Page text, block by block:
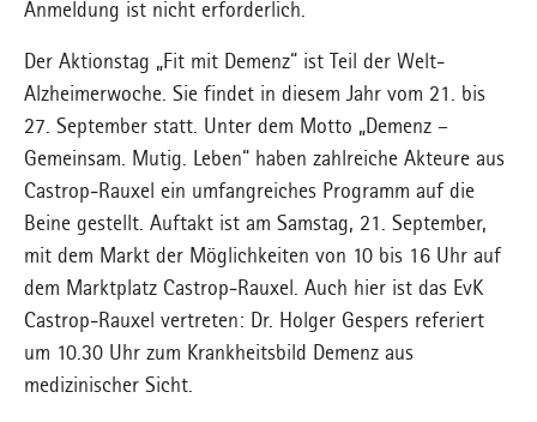
Anmeldung ist nicht erforderlich.
Der Aktionstag „Fit mit Demenz“ ist Teil der Welt-
Alzheimerwoche. Sie findet in diesem Jahr vom 21. bis
27. September statt. Unter dem Motto „Demenz –
Gemeinsam. Mutig. Leben“ haben zahlreiche Akteure aus
Castrop-Rauxel ein umfangreiches Programm auf die
Beine gestellt. Auftakt ist am Samstag, 21. September,
mit dem Markt der Möglichkeiten von 10 bis 16 Uhr auf
dem Marktplatz Castrop-Rauxel. Auch hier ist das EvK
Castrop-Rauxel vertreten: Dr. Holger Gespers referiert
um 10.30 Uhr zum Krankheitsbild Demenz aus
medizinischer Sicht.